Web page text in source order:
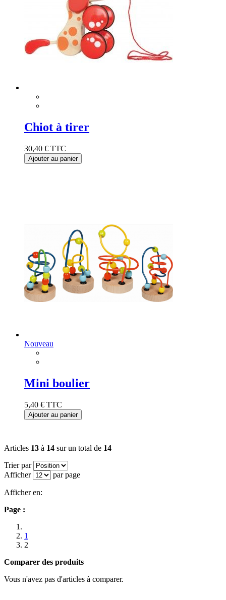
Chiot à tirer
30,40 € TTC
Ajouter au panier
Nouveau
Mini boulier
5,40 € TTC
Ajouter au panier
Articles 13 à 14 sur un total de 14
Trier par
Afficher
par page
Afficher en:
Page :
1
2
Comparer des produits
Vous n'avez pas d'articles à comparer.